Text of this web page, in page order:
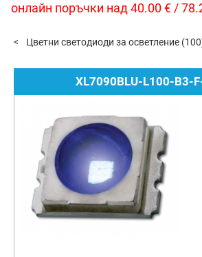
онлайн поръчки над 40.00 € /
Цветни светодиоди за осветление
XL7090BLU-L100-B3-